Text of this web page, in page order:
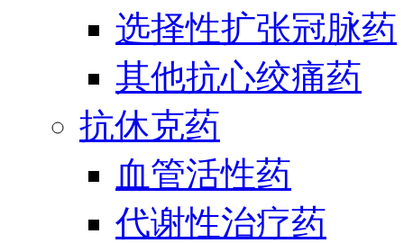
选择性扩张冠脉药
其他抗心绞痛药
抗休克药
血管活性药
代谢性治疗药